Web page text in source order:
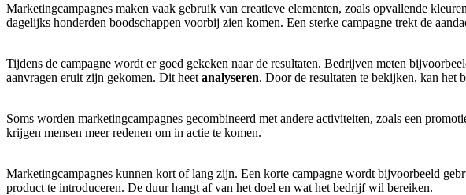
Marketingcampagnes maken vaak gebruik van creatieve elementen, zoals opvallende
dagelijks honderden boodschappen voorbij zien komen. Een sterke campagne trekt de
Tijdens de campagne wordt er goed gekeken naar de resultaten. Bedrijven meten
aanvragen eruit zijn gekomen. Dit heet analyseren. Door de resultaten te bekijken, kan het
Soms worden marketingcampagnes gecombineerd met andere activiteiten, zoals een
krijgen mensen meer redenen om in actie te komen.
Marketingcampagnes kunnen kort of lang zijn. Een korte campagne wordt bijvoorbeeld
product te introduceren. De duur hangt af van het doel en wat het bedrijf wil bereiken.